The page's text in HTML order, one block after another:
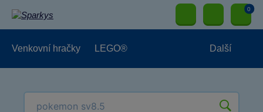
0
Venkovní hračky LEGO® Další